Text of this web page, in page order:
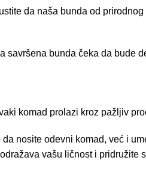
da naša bunda od
bunda čeka da bude
komad prolazi kroz pažljiv
nosite odevni komad, već i
vašu ličnost i pridružite